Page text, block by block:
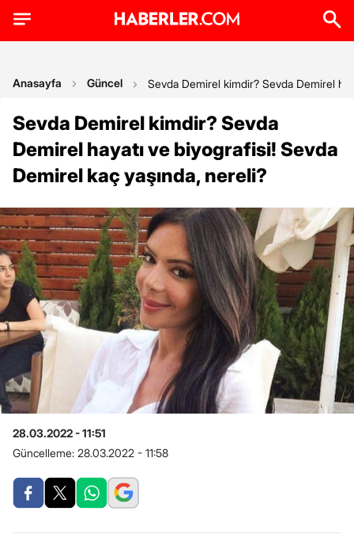
Anasayfa Güncel Sevda Demirel kimdir? Sevda Demirel
Sevda Demirel kimdir? Sevda
Demirel hayatı ve biyografisi! Sevda
Demirel kaç yaşında, nereli?
28.03.2022 - 11:51
Güncelleme: 28.03.2022 - 11:58